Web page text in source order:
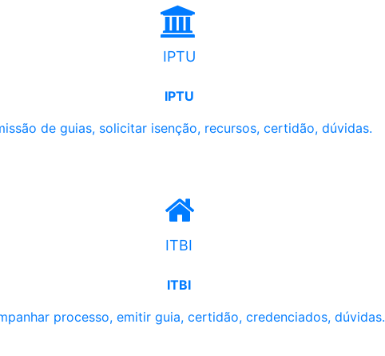
IPTU
IPTU
de guias, solicitar isenção, recursos, certidão, dúvidas.
ITBI
ITBI
processo, emitir guia, certidão, credenciados, dúvidas.